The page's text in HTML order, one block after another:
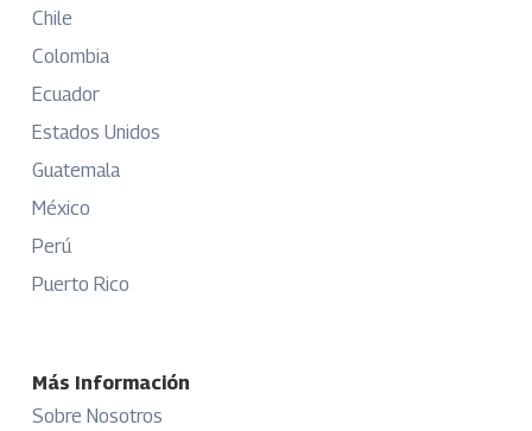
Chile
Colombia
Ecuador
Estados Unidos
Guatemala
México
Perú
Puerto Rico
Más Información
Sobre Nosotros